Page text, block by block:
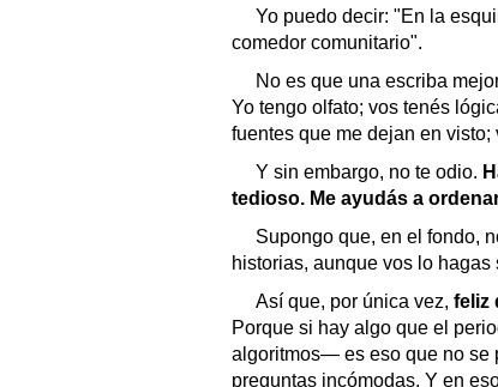
Yo puedo decir: "En la
comedor comunitario".
No es que una escriba
Yo tengo olfato; vos tenés
fuentes que me dejan en
Y sin embargo, no te odio.
tedioso. Me ayudás a
Supongo que, en el fondo,
historias, aunque vos lo
Así que, por única vez, feliz
Porque si hay algo que el
algoritmos— es eso que no se
preguntas incómodas. Y en